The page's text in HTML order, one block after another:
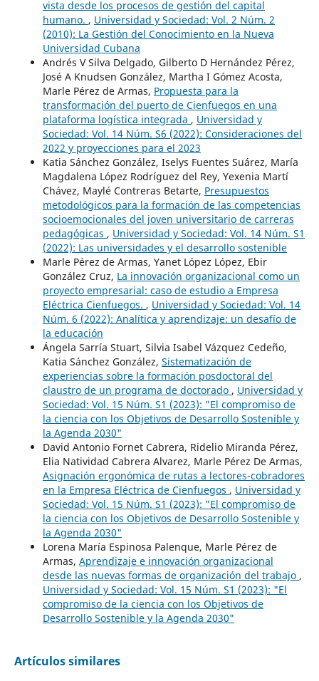
vista desde los procesos de gestión del capital
humano. , Universidad y Sociedad: Vol. 2 Núm. 2
(2010): La Gestión del Conocimiento en la Nueva
Universidad Cubana
Andrés V Silva Delgado, Gilberto D Hernández Pérez,
José A Knudsen González, Martha I Gómez Acosta,
Marle Pérez de Armas, Propuesta para la
transformación del puerto de Cienfuegos en una
plataforma logística integrada , Universidad y
Sociedad: Vol. 14 Núm. S6 (2022): Consideraciones del
2022 y proyecciones para el 2023
Katia Sánchez González, Iselys Fuentes Suárez, María
Magdalena López Rodríguez del Rey, Yexenia Martí
Chávez, Maylé Contreras Betarte, Presupuestos
metodológicos para la formación de las competencias
socioemocionales del joven universitario de carreras
pedagógicas , Universidad y Sociedad: Vol. 14 Núm. S1
(2022): Las universidades y el desarrollo sostenible
Marle Pérez de Armas, Yanet López López, Ebir
González Cruz, La innovación organizacional como un
proyecto empresarial: caso de estudio a Empresa
Eléctrica Cienfuegos. , Universidad y Sociedad: Vol. 14
Núm. 6 (2022): Analítica y aprendizaje: un desafío de
la educación
Ángela Sarría Stuart, Silvia Isabel Vázquez Cedeño,
Katia Sánchez González, Sistematización de
experiencias sobre la formación posdoctoral del
claustro de un programa de doctorado , Universidad y
Sociedad: Vol. 15 Núm. S1 (2023): "El compromiso de
la ciencia con los Objetivos de Desarrollo Sostenible y
la Agenda 2030"
David Antonio Fornet Cabrera, Ridelio Miranda Pérez,
Elia Natividad Cabrera Alvarez, Marle Pérez De Armas,
Asignación ergonómica de rutas a lectores-cobradores
en la Empresa Eléctrica de Cienfuegos , Universidad y
Sociedad: Vol. 15 Núm. S1 (2023): "El compromiso de
la ciencia con los Objetivos de Desarrollo Sostenible y
la Agenda 2030"
Lorena María Espinosa Palenque, Marle Pérez de
Armas, Aprendizaje e innovación organizacional
desde las nuevas formas de organización del trabajo ,
Universidad y Sociedad: Vol. 15 Núm. S1 (2023): "El
compromiso de la ciencia con los Objetivos de
Desarrollo Sostenible y la Agenda 2030"
Artículos similares